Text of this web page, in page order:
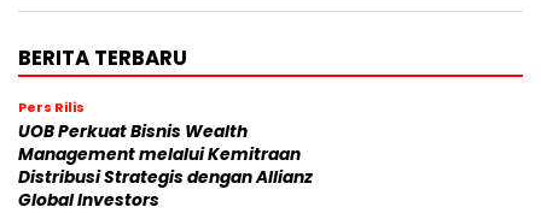
BERITA TERBARU
Pers Rilis
UOB Perkuat Bisnis Wealth
Management melalui Kemitraan
Distribusi Strategis dengan Allianz
Global Investors